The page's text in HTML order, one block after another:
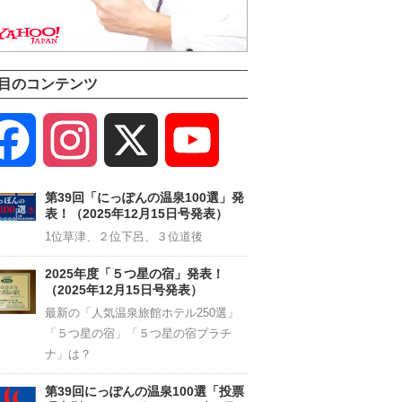
のコンテンツ
Facebook Instagram
Channel
第39回「にっぽんの温泉100選」発
表！（2025年12月15日号発表）
1位草津、２位下呂、３位道後
2025年度「５つ星の宿」発表！
（2025年12月15日号発表）
最新の「人気温泉旅館ホテル250選」
「５つ星の宿」「５つ星の宿プラチ
ナ」は？
第39回にっぽんの温泉100選「投票